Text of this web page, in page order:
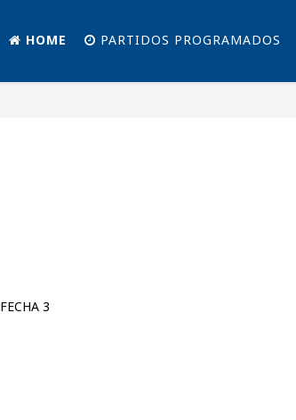
HOME PARTIDOS PROGRAMADOS
FECHA 3